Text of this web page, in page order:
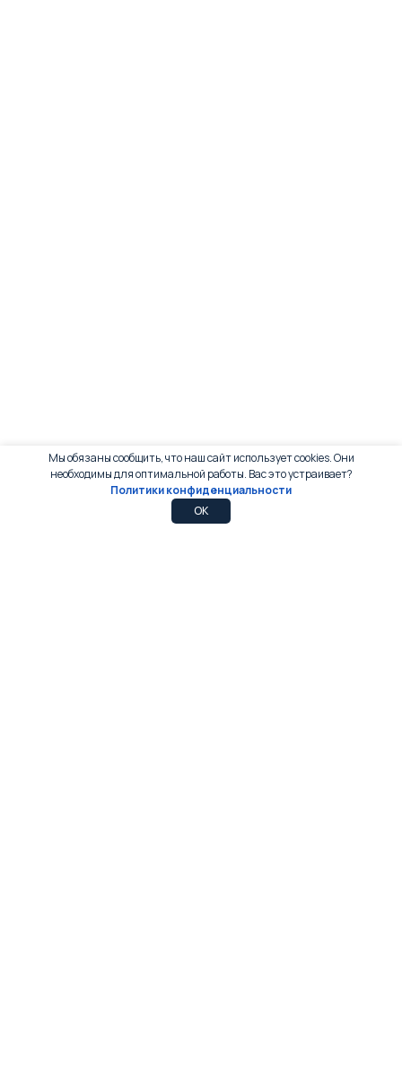
Мы обязаны сообщить, что наш сайт использует cookies. Они
необходимы для оптимальной работы. Вас это устраивает?
Политики конфиденциальности
OK